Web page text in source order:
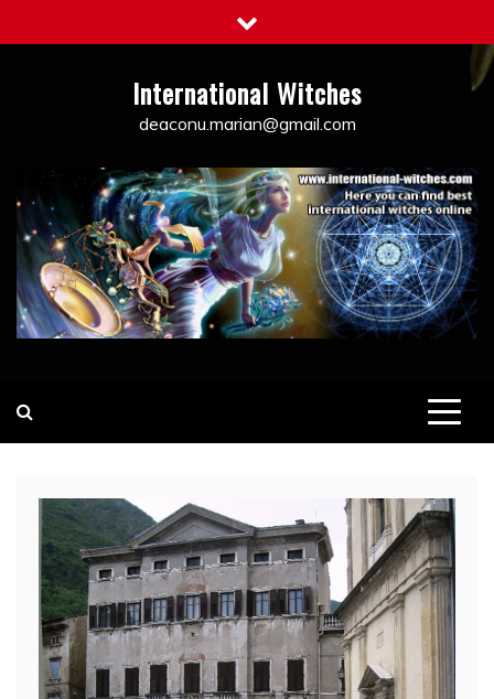
to
International Witches
deaconu.marian@gmail.com